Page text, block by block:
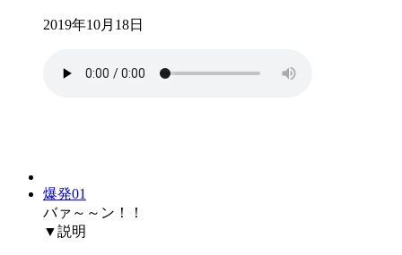
2019年10月18日
爆発01
バァ～～ン！！
▼説明